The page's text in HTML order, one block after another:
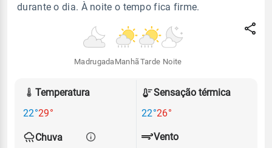
durante o dia. À noite o tempo fica firme.
Madrugada Manhã Tarde Noite
Temperatura
22°29°
Sensação térmica
22°26°
Chuva
Vento